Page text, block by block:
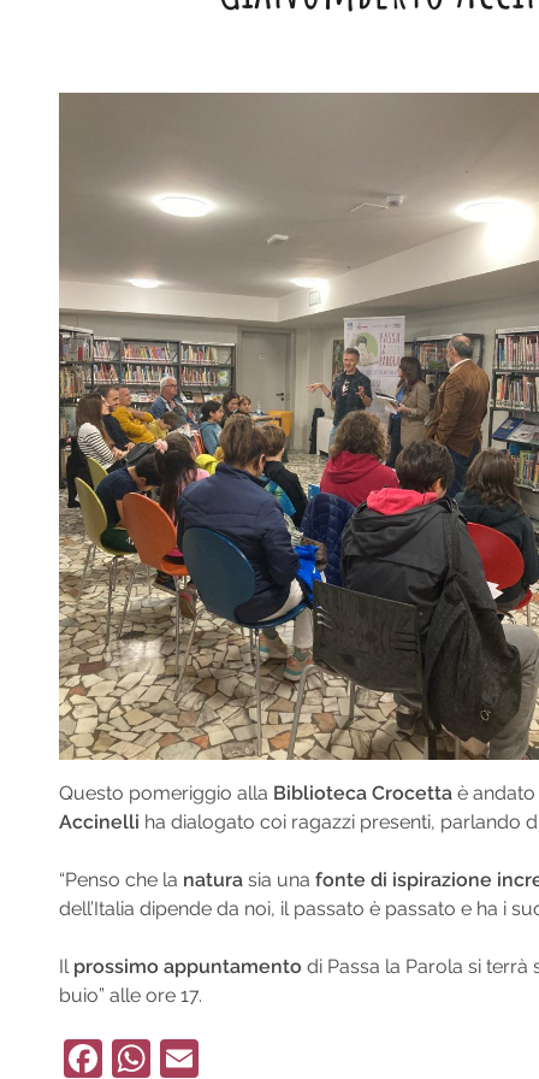
Questo pomeriggio alla Biblioteca Crocettaè andato
Accinelli ha dialogato coi ragazzi presenti, parlando
“Penso che la naturasia una fonte di ispirazione
dell’Italia dipende da noi, il passato è passato e ha i
Il prossimo appuntamento di Passa la Parola si terrà
buio” alle ore 17.
Facebook
WhatsApp
Email